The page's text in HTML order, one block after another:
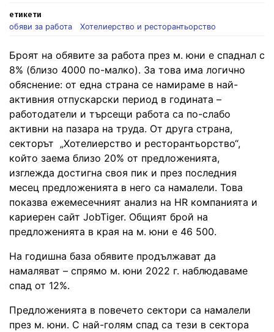
етикети
обяви за работа
Хотелиерство и ресторантьорство
Броят на обявите за работа през м. юни е спаднал с
8% (близо 4000 по-малко). За това има логично
обяснение: от една страна се намираме в най-
активния отпускарски период в годината –
работодатели и търсещи работа са по-слабо
активни на пазара на труда. От друга страна,
секторът „Хотелиерство и ресторантьорство“,
който заема близо 20% от предложенията,
изглежда достигна своя пик и през последния
месец предложенията в него са намалели. Това
показва ежемесечният анализ на HR компанията и
кариерен сайт JobTiger. Общият брой на
предложенията в края на м. юни е 46 500.
На годишна база обявите продължават да
намаляват – спрямо м. юни 2022 г. наблюдаваме
спад от 12%.
Предложенията в повечето сектори са намалели
през м. юни. С най-голям спад са тези в сектора